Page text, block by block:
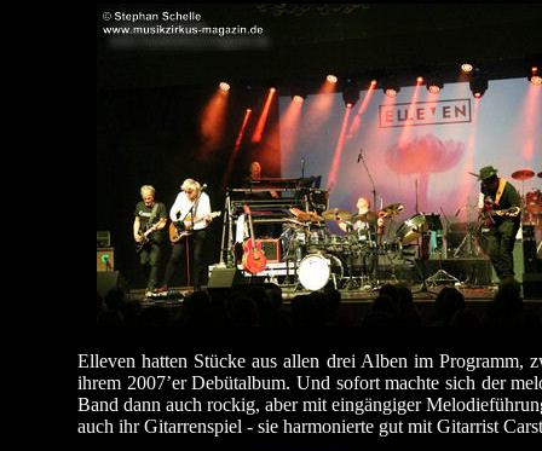
Elleven hatten Stücke aus allen drei Alben im Programm,
ihrem 2007’er Debütalbum. Und sofort machte sich der
Band dann auch rockig, aber mit eingängiger
auch ihr Gitarrenspiel - sie harmonierte gut mit Gitarrist